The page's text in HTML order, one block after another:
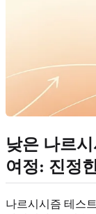
낮은 나르
여정: 진정
나르시시즘 테스